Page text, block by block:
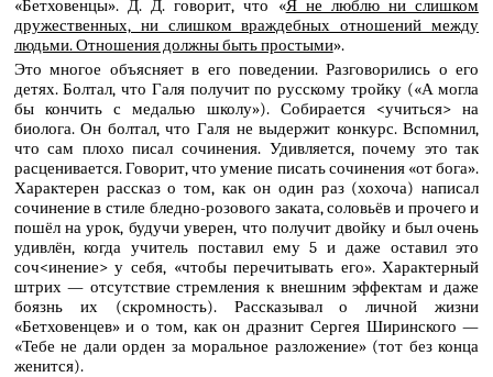
«Бетховенцы». Д. Д. говорит, что «Я не люблю ни слишком
дружественных, ни слишком враждебных отношений между
людьми. Отношения должны быть простыми».
Это многое объясняет в его поведении. Разговорились о его
детях. Болтал, что Галя получит по русскому тройку («А могла
бы кончить с медалью школу»). Собирается <учиться> на
биолога. Он болтал, что Галя не выдержит конкурс. Вспомнил,
что сам плохо писал сочинения. Удивляется, почему это так
расценивается. Говорит, что умение писать сочинения «от бога».
Характерен рассказ о том, как он один раз (хохоча) написал
сочинение в стиле бледно-розового заката, соловьёв и прочего и
пошёл на урок, будучи уверен, что получит двойку и был очень
удивлён, когда учитель поставил ему 5 и даже оставил это
соч<инение> у себя, «чтобы перечитывать его». Характерный
штрих — отсутствие стремления к внешним эффектам и даже
боязнь их (скромность). Рассказывал о личной жизни
«Бетховенцев» и о том, как он дразнит Сергея Ширинского —
«Тебе не дали орден за моральное разложение» (тот без конца
женится).